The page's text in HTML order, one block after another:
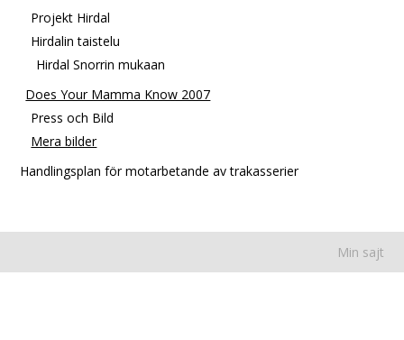
Projekt Hirdal
Hirdalin taistelu
Hirdal Snorrin mukaan
Does Your Mamma Know 2007
Press och Bild
Mera bilder
Handlingsplan för motarbetande av trakasserier
Min sajt